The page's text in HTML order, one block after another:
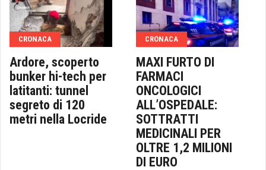
CRONACA
Ardore, scoperto
bunker hi-tech per
latitanti: tunnel
segreto di 120
metri nella Locride
CRONACA
MAXI FURTO DI
FARMACI
ONCOLOGICI
ALL’OSPEDALE:
SOTTRATTI
MEDICINALI PER
OLTRE 1,2 MILIONI
DI EURO